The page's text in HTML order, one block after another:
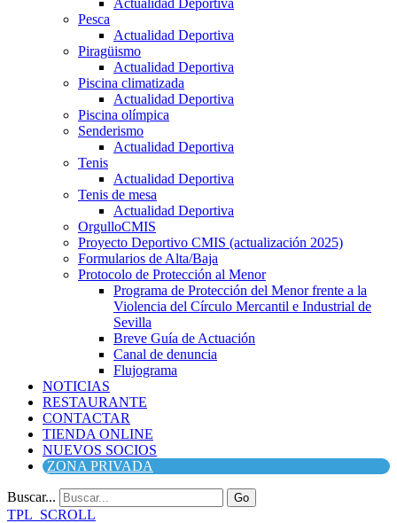
Pesca
Actualidad Deportiva
Piragüismo
Actualidad Deportiva
Piscina climatizada
Actualidad Deportiva
Piscina olímpica
Senderismo
Actualidad Deportiva
Tenis
Actualidad Deportiva
Tenis de mesa
Actualidad Deportiva
OrgulloCMIS
Proyecto Deportivo CMIS (actualización 2025)
Formularios de Alta/Baja
Protocolo de Protección al Menor
Programa de Protección del Menor frente a la
Violencia del Círculo Mercantil e Industrial de
Sevilla
Breve Guía de Actuación
Canal de denuncia
Flujograma
NOTICIAS
RESTAURANTE
CONTACTAR
TIENDA ONLINE
NUEVOS SOCIOS
ZONA PRIVADA
Buscar... Go
TPL_SCROLL